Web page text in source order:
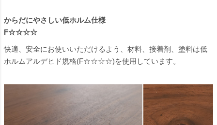
からだにやさしい低ホルム仕様
F☆☆☆☆
快適、安全にお使いいただけるよう、材料、接着剤、塗料は低
ホルムアルデヒド規格(F☆☆☆☆)を使用しています。